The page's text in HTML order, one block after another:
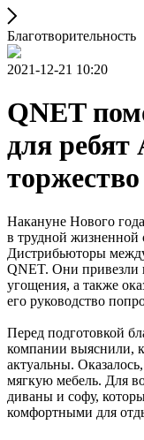
Благотворительность
2021-12-21 10:20
QNET
для ребят
торжество
Накануне Нового
в трудной жизненной
Дистрибьюторы
QNET. Они привезли
угощения, а также
его руководство
Перед подготовкой
компании выяснили,
актуальны.
мягкую мебель. Для
диваны и софу,
комфортными для